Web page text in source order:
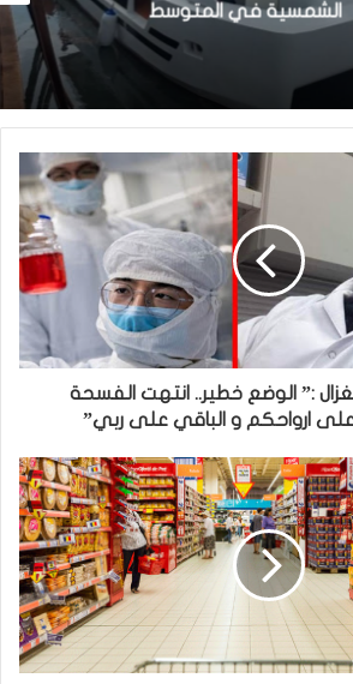
في المتوسط
:” الوضع خطير.. انتهت الفسحة
ارواحكم و الباقي على ربي”